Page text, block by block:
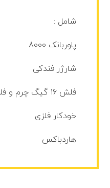
شامل :
پاوربانک 8000
شارژر فندکی
فلش 16 گیگ چرم و فلز
خودکار فلزی
هاردباکس